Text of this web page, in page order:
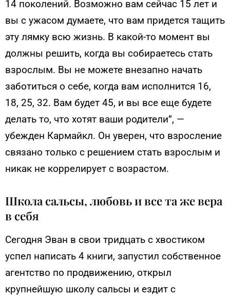
14 поколений. Возможно вам сейчас 15 лет и
вы с ужасом думаете, что вам придется тащить
эту лямку всю жизнь. В какой-то момент вы
должны решить, когда вы собираетесь стать
взрослым. Вы не можете внезапно начать
заботиться о себе, когда вам исполнится 16,
18, 25, 32. Вам будет 45, и вы все еще будете
делать то, что хотят ваши родители”, —
убежден Кармайкл. Он уверен, что взросление
связано только с решением стать взрослым и
никак не коррелирует с возрастом.
Школа сальсы, любовь и все та же вера
в себя
Сегодня Эван в свои тридцать с хвостиком
успел написать 4 книги, запустил собственное
агентство по продвижению, открыл
крупнейшую школу сальсы и ездит с